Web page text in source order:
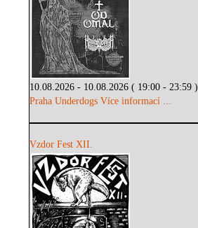
10.08.2026 - 10.08.2026 ( 19:00 - 23:59 )
Praha Underdogs Více informací ...
Vzdor Fest XII.